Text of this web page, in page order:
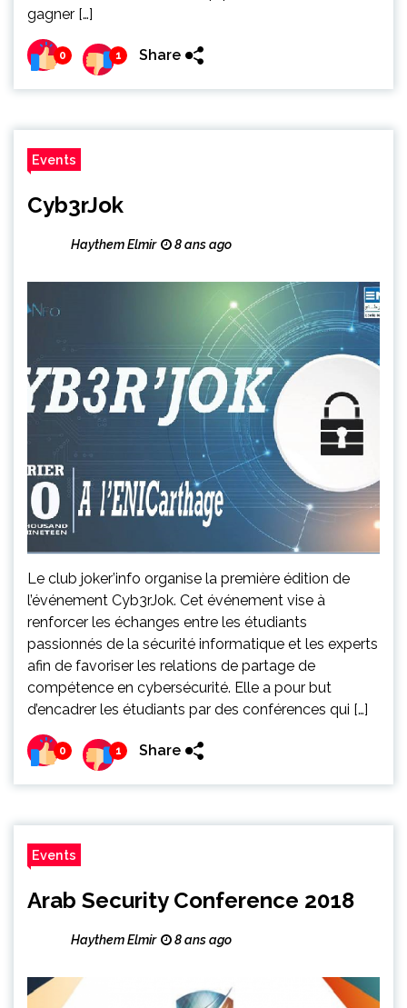
gagner […]
0 1 Share
Events
Cyb3rJok
Haythem Elmir 8 ans ago
Le club joker’info organise la première édition de
l’événement Cyb3rJok. Cet événement vise à
renforcer les échanges entre les étudiants
passionnés de la sécurité informatique et les experts
afin de favoriser les relations de partage de
compétence en cybersécurité. Elle a pour but
d’encadrer les étudiants par des conférences qui […]
0 1 Share
Events
Arab Security Conference 2018
Haythem Elmir 8 ans ago